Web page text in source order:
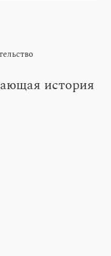
история